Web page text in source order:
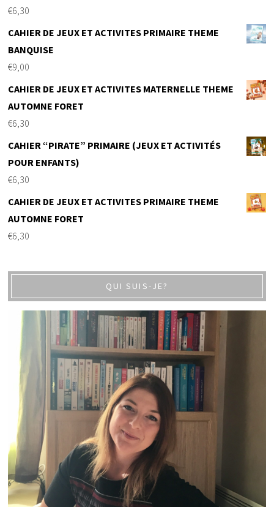
€6,30
CAHIER DE JEUX ET ACTIVITES PRIMAIRE THEME
BANQUISE
€9,00
CAHIER DE JEUX ET ACTIVITES MATERNELLE THEME
AUTOMNE FORET
€6,30
CAHIER “PIRATE” PRIMAIRE (JEUX ET ACTIVITÉS
POUR ENFANTS)
€6,30
CAHIER DE JEUX ET ACTIVITES PRIMAIRE THEME
AUTOMNE FORET
€6,30
QUI SUIS-JE?